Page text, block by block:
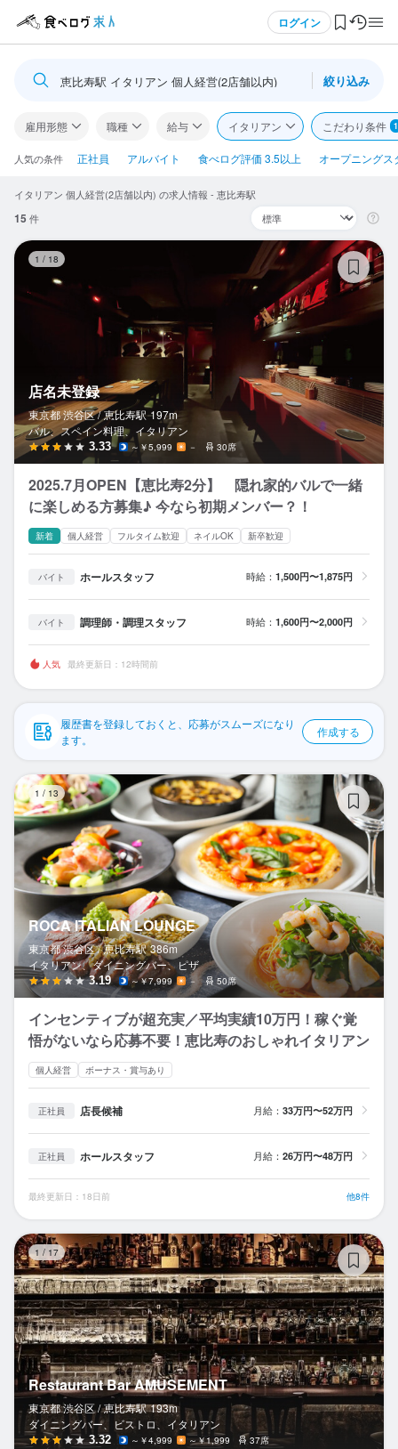
ログイン
ログイン・無料会員登録
食べログ求人TOP
求人検索
閲覧履歴
気になる求人
検索履歴・保存した条件
応募履歴
WEB履歴書
スカウト・メルマガ受信設定
ヘルプ・お問い合わせフォーム
掲載をご検討の店舗様へ
食べログ求人PRESS
利用規約
企業情報
恵比寿駅 イタリアン 個人経営(2店舗以内) 絞り込み
雇用形態 職種 給与 イタリアン こだわり条件 1
人気の条件 正社員 アルバイト 食べログ評価 3.5以上 オープニングス
イタリアン 個人経営(2店舗以内) の求人情報 - 恵比寿駅
15 件
1 / 18
店名未登録
東京都 渋谷区 / 恵比寿駅 197m
バル、スペイン料理、イタリアン
3.33 ～￥5,999 － 30席
2025.7月OPEN【恵比寿2分】 隠れ家的バルで一緒
に楽しめる方募集♪ 今なら初期メンバー？！
新着 個人経営 フルタイム歓迎 ネイルOK 新卒歓迎
バイト ホールスタッフ 時給： 1,500円〜1,875円
バイト 調理師・調理スタッフ 時給： 1,600円〜2,000円
人気 最終更新日：12時間前
履歴書を登録しておくと、応募がスムーズになり
ます。
作成する
1 / 13
ROCA ITALIAN LOUNGE
東京都 渋谷区 / 恵比寿駅 386m
イタリアン、ダイニングバー、ピザ
3.19 ～￥7,999 － 50席
インセンティブが超充実／平均実績10万円！稼ぐ覚
悟がないなら応募不要！恵比寿のおしゃれイタリアン
個人経営 ボーナス・賞与あり
正社員 店長候補 月給： 33万円〜52万円
正社員 ホールスタッフ 月給： 26万円〜48万円
最終更新日：18日前 他8件
1 / 17
Restaurant Bar AMUSEMENT
東京都 渋谷区 / 恵比寿駅 193m
ダイニングバー、ビストロ、イタリアン
3.32 ～￥4,999 ～￥1,999 37席